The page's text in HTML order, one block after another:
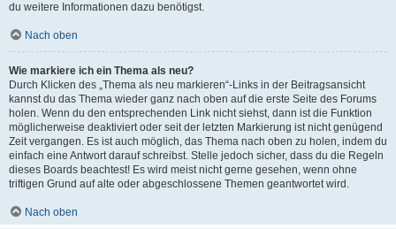
du weitere Informationen dazu benötigst.
Nach oben
Wie markiere ich ein Thema als neu?
Durch Klicken des „Thema als neu markieren“-Links in der Beitragsansicht
kannst du das Thema wieder ganz nach oben auf die erste Seite des Forums
holen. Wenn du den entsprechenden Link nicht siehst, dann ist die Funktion
möglicherweise deaktiviert oder seit der letzten Markierung ist nicht genügend
Zeit vergangen. Es ist auch möglich, das Thema nach oben zu holen, indem du
einfach eine Antwort darauf schreibst. Stelle jedoch sicher, dass du die Regeln
dieses Boards beachtest! Es wird meist nicht gerne gesehen, wenn ohne
triftigen Grund auf alte oder abgeschlossene Themen geantwortet wird.
Nach oben